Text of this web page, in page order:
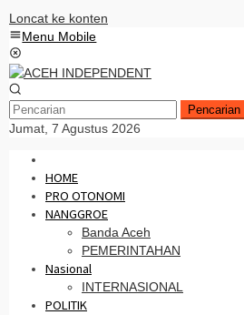
Loncat ke konten
Menu Mobile
Pencarian
Jumat, 7 Agustus 2026
HOME
PRO OTONOMI
NANGGROE
Banda Aceh
PEMERINTAHAN
Nasional
INTERNASIONAL
POLITIK